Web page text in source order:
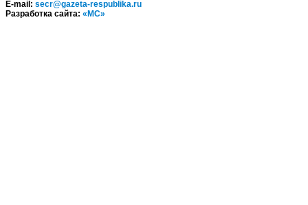
E-mail: secr@gazeta-respublika.ru
Разработка сайта: «МС»